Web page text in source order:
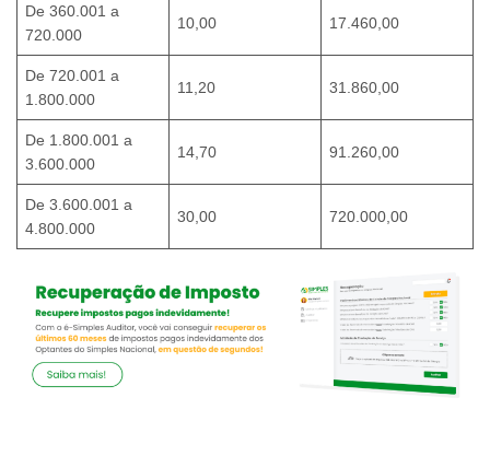
De 360.001 a
720.000
10,00 17.460,00
De 720.001 a
1.800.000
11,20 31.860,00
De 1.800.001 a
3.600.000
14,70 91.260,00
De 3.600.001 a
4.800.000
30,00 720.000,00